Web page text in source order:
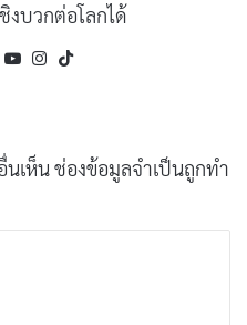
งบวกต่อโลกได้
X YouTubeInstagram
นเห็น ช่องข้อมูลจำเป็นถูกทำ